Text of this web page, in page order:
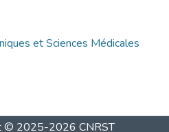
et Sciences Médicales
© 2025-2026 CNRST